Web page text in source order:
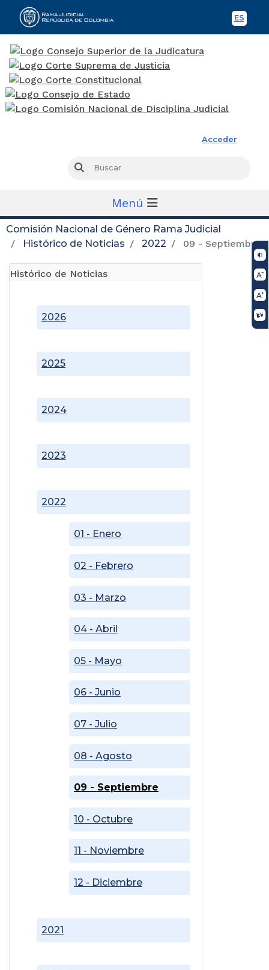
ES
Acceder
Buscar
Menú
Comisión Nacional de Género Rama Judicial
Histórico de Noticias
2022 09 - Septiembre
Histórico de Noticias
2021
2022
01 - Enero
02 - Febrero
03 - Marzo
04 - Abril
05 - Mayo
06 - Junio
07 - Julio
08 - Agosto
09 - Septiembre
10 - Octubre
11 - Noviembre
12 - Diciembre
2023
2024
2025
2026